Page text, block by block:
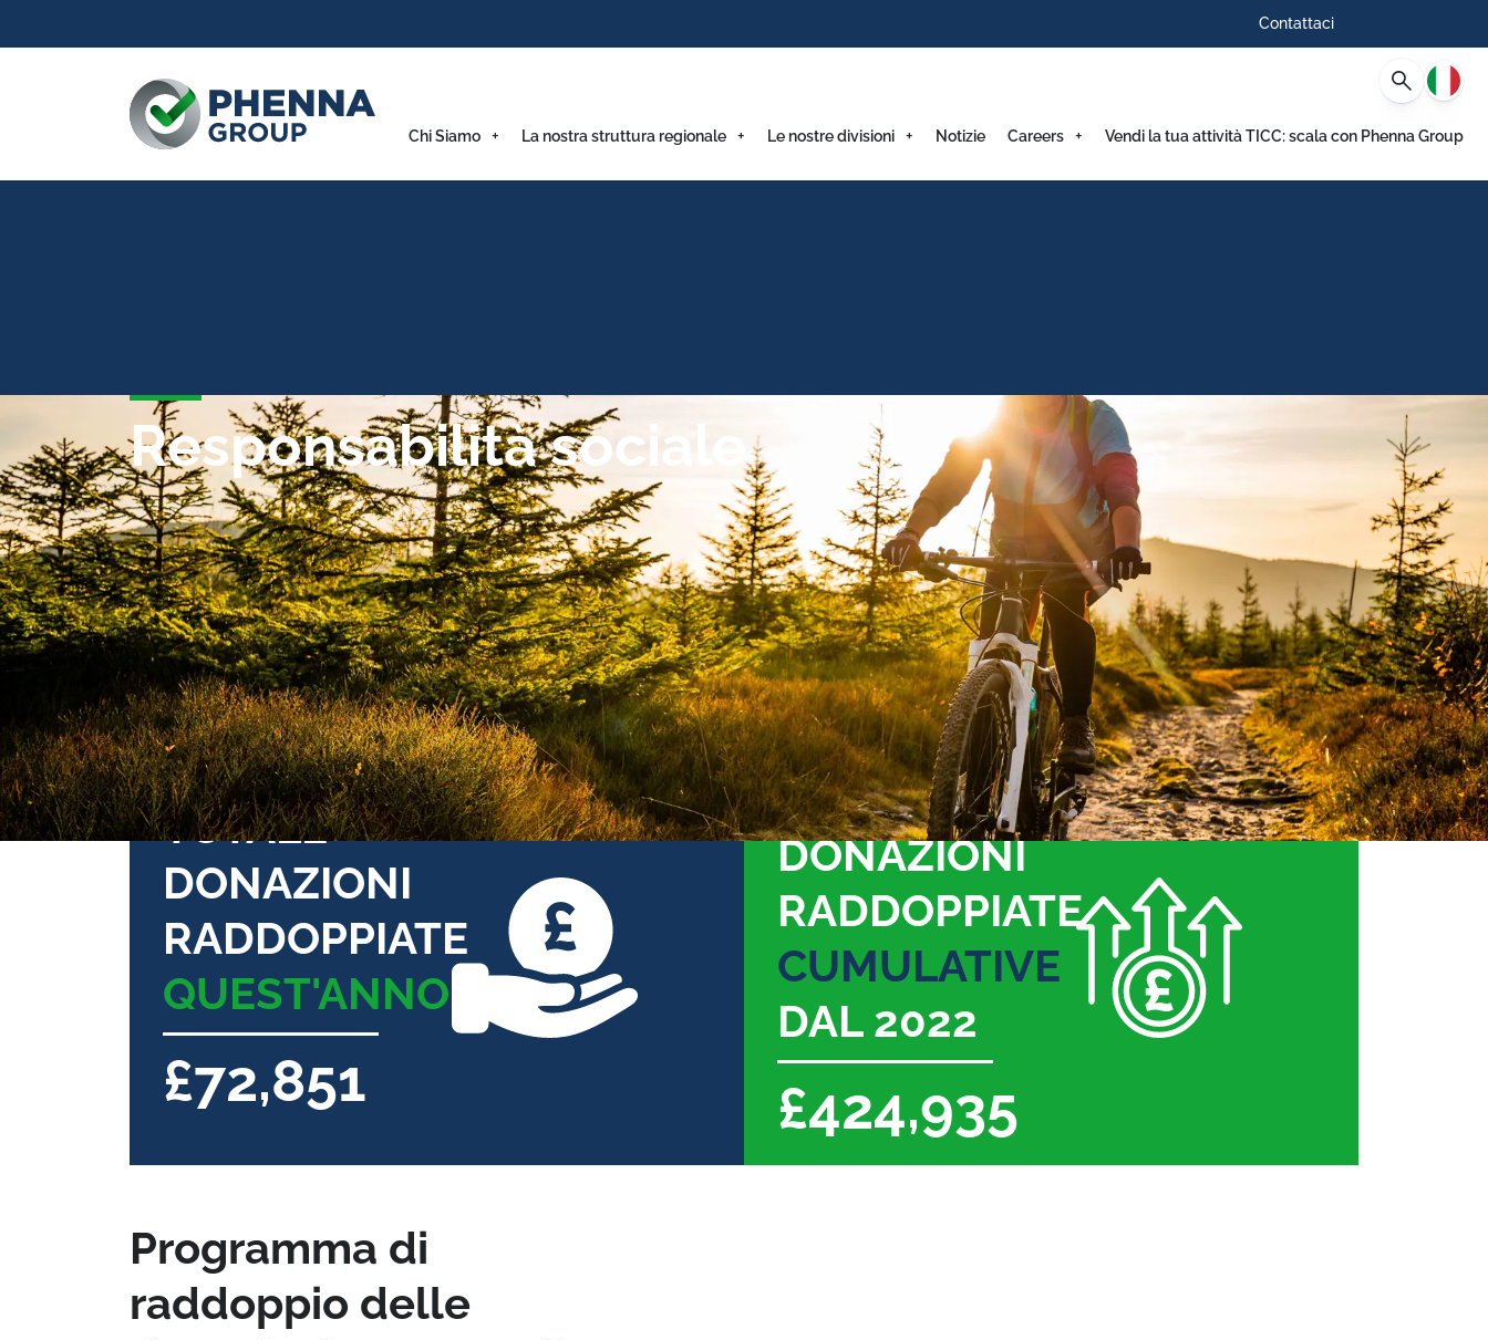
Contattaci
Chi Siamo La nostra struttura regionale Le nostre divisioni Notizie Careers Vendi la tua attività TICC: scala con Phenna Group
Responsabilità sociale
£72,851
TOTALE
DONAZIONI
RADDOPPIATE
QUEST'ANNO
£472,851
TOTALE
DONAZIONI
RADDOPPIATE
CUMULATIVE
DAL 2022
Programma di
raddoppio delle